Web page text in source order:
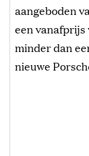
aangeboden
een vanafprijs
minder dan
nieuwe